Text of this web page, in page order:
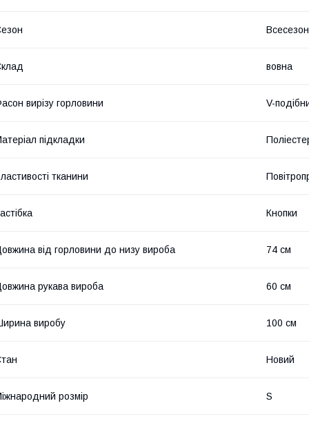
вовна
вирізу горловини V-
підкладки
тканини
Кнопки
від горловини до низу вироба 74 см
рукава вироба 60 см
виробу 100 см
Новий
розмір S